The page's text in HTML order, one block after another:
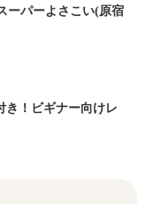
ーパーよさこい(原宿
き！ビギナー向けレ